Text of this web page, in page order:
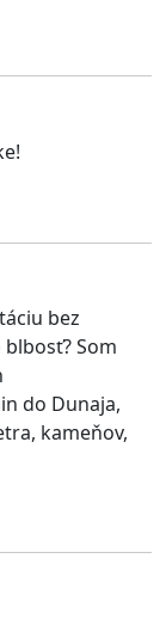
bez
Som
do Dunaja,
kameňov,